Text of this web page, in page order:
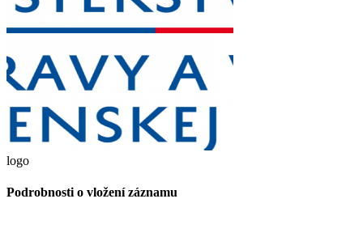
logo
Podrobnosti o vložení záznamu